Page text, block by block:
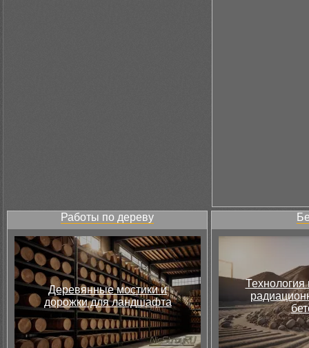
Работы по дереву
Деревянные мостики и
дорожки для ландшафта
Технология